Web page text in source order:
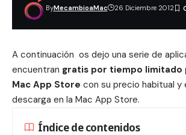
ByMecambioaMac 26 Diciembre 2012
A continuación os dejo una serie de
encuentran gratis por tiempo limitado
Mac App Store con su precio habitual y
descarga en la Mac App Store.
Índice de contenidos